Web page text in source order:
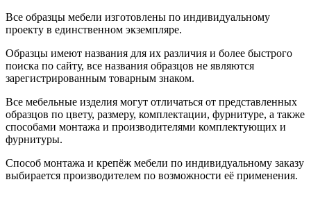
Все образцы мебели изготовлены по индивидуальному
проекту в единственном экземпляре.
Образцы имеют названия для их различия и более быстрого
поиска по сайту, все названия образцов не являются
зарегистрированным товарным знаком.
Все мебельные изделия могут отличаться от представленных
образцов по цвету, размеру, комплектации, фурнитуре, а также
способами монтажа и производителями комплектующих и
фурнитуры.
Способ монтажа и крепёж мебели по индивидуальному заказу
выбирается производителем по возможности её применения.